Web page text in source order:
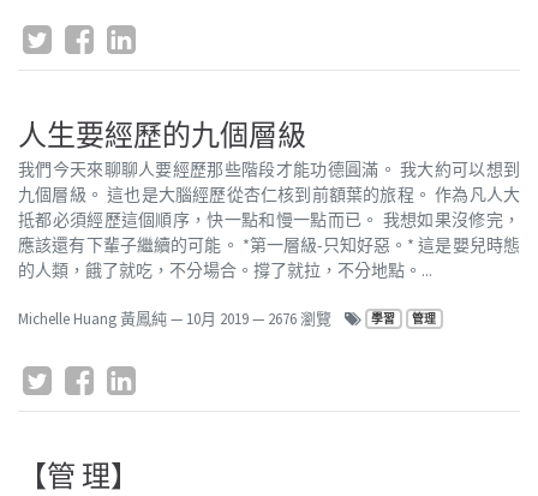
人生要經歷的九個層級
我們今天來聊聊人要經歷那些階段才能功德圓滿。 我大約可以想到
九個層級。 這也是大腦經歷從杏仁核到前額葉的旅程。 作為凡人大
抵都必須經歷這個順序，快一點和慢一點而已。 我想如果沒修完，
應該還有下輩子繼續的可能。 *第一層級-只知好惡。* 這是嬰兒時態
的人類，餓了就吃，不分場合。撐了就拉，不分地點。...
Michelle Huang 黃鳳純— 10月 2019— 2676 瀏覽 學習 管理
【管 理】